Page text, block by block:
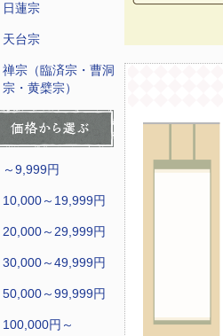
日蓮宗
天台宗
禅宗（臨済宗・曹洞
宗・黄檗宗）
～9,999円
10,000～19,999円
20,000～29,999円
30,000～49,999円
50,000～99,999円
100,000円～